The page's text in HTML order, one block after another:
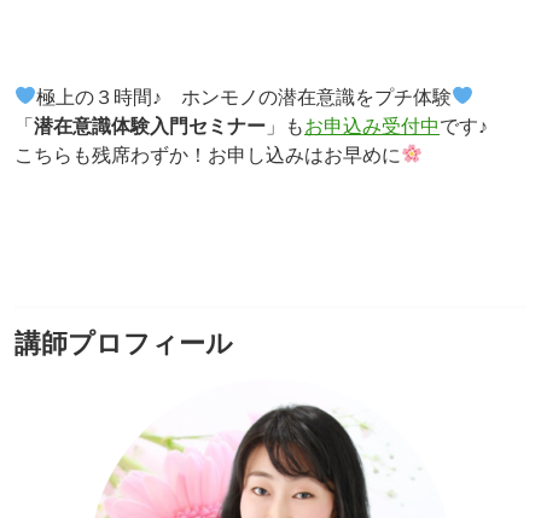
極上の３時間♪ ホンモノの潜在意識をプチ体験
「 潜在意識体験入門セミナー 」もお申込み受付中です♪
こちらも残席わずか！お申し込みはお早めに
講師プロフィール